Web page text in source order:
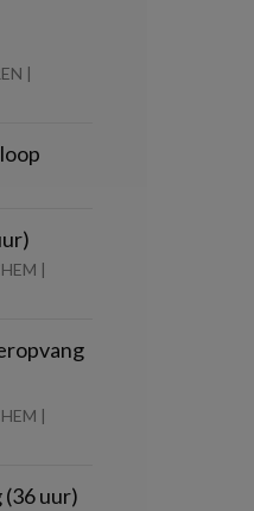
|
|
|
uur)